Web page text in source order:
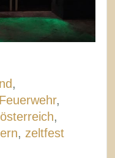
,
,
,
, zeltfest